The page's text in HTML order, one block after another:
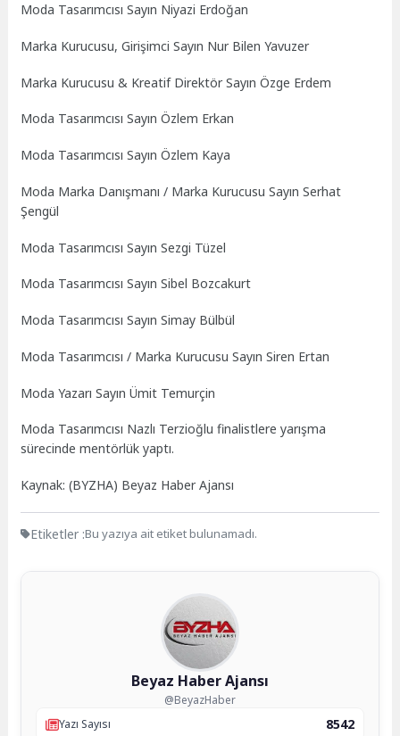
Moda Tasarımcısı Sayın Niyazi Erdoğan
Marka Kurucusu, Girişimci Sayın Nur Bilen Yavuzer
Marka Kurucusu & Kreatif Direktör Sayın Özge Erdem
Moda Tasarımcısı Sayın Özlem Erkan
Moda Tasarımcısı Sayın Özlem Kaya
Moda Marka Danışmanı / Marka Kurucusu Sayın Serhat
Şengül
Moda Tasarımcısı Sayın Sezgi Tüzel
Moda Tasarımcısı Sayın Sibel Bozcakurt
Moda Tasarımcısı Sayın Simay Bülbül
Moda Tasarımcısı / Marka Kurucusu Sayın Siren Ertan
Moda Yazarı Sayın Ümit Temurçin
Moda Tasarımcısı Nazlı Terzioğlu finalistlere yarışma
sürecinde mentörlük yaptı.
Kaynak: (BYZHA) Beyaz Haber Ajansı
Etiketler :Bu yazıya ait etiket bulunamadı.
Beyaz Haber Ajansı
@BeyazHaber
Yazı Sayısı
8542